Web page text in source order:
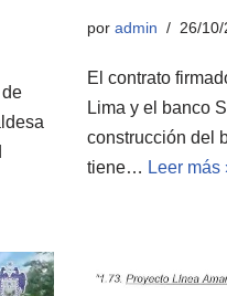
por admin 26/10/
El contrato
Lima y el banco
construcción del
tiene… Leer más